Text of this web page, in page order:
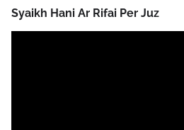
Syaikh Hani Ar Rifai Per Juz